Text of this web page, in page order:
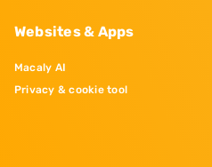
Websites & Apps
Macaly AI
Privacy & cookie tool